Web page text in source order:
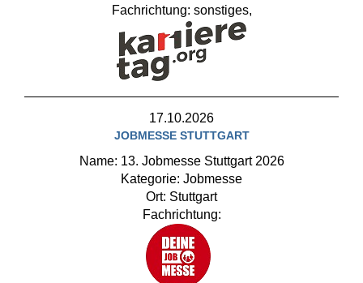
Fachrichtung: sonstiges,
17.10.2026
JOBMESSE STUTTGART
Name: 13. Jobmesse Stuttgart 2026
Kategorie: Jobmesse
Ort: Stuttgart
Fachrichtung: